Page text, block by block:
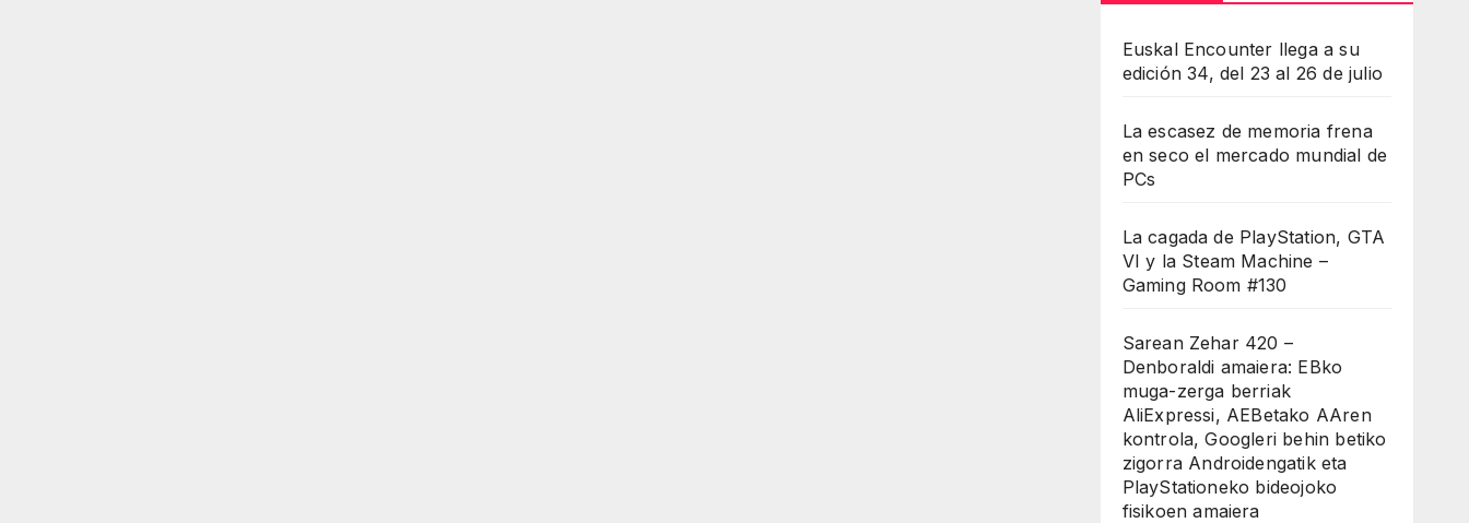
Euskal Encounter llega a su
edición 34, del 23 al 26 de julio
La escasez de memoria frena
en seco el mercado mundial de
PCs
La cagada de PlayStation, GTA
VI y la Steam Machine –
Gaming Room #130
Sarean Zehar 420 –
Denboraldi amaiera: EBko
muga-zerga berriak
AliExpressi, AEBetako AAren
kontrola, Googleri behin betiko
zigorra Androidengatik eta
PlayStationeko bideojoko
fisikoen amaiera